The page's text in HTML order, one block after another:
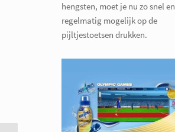
hengsten, moet je nu zo snel en
regelmatig mogelijk op de
pijltjestoetsen drukken.